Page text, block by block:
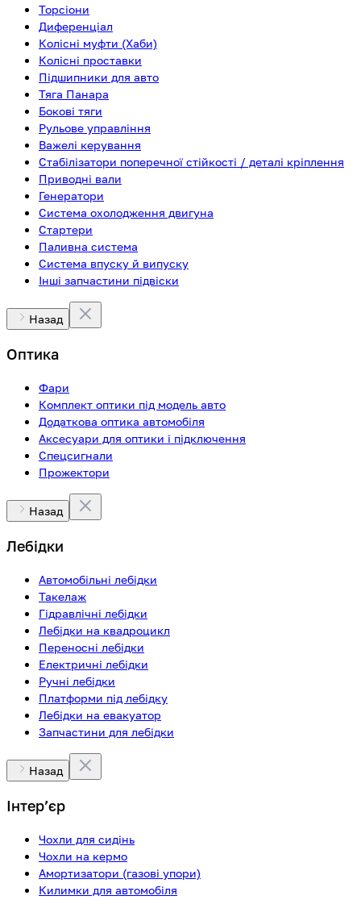
Торсіони
Диференціал
Колісні муфти (Хаби)
Колісні проставки
Підшипники для авто
Тяга Панара
Бокові тяги
Рульове управління
Важелі керування
Стабілізатори поперечної стійкості / деталі кріплення
Приводні вали
Генератори
Система охолодження двигуна
Стартери
Паливна система
Система впуску й випуску
Інші запчастини підвіски
Назад
Оптика
Фари
Комплект оптики під модель авто
Додаткова оптика автомобіля
Аксесуари для оптики і підключення
Спецсигнали
Прожектори
Назад
Лебідки
Автомобільні лебідки
Такелаж
Гідравлічні лебідки
Лебідки на квадроцикл
Переносні лебідки
Електричні лебідки
Ручні лебідки
Платформи під лебідку
Лебідки на евакуатор
Запчастини для лебідки
Назад
Інтерʼєр
Чохли для сидінь
Чохли на кермо
Амортизатори (газові упори)
Килимки для автомобіля